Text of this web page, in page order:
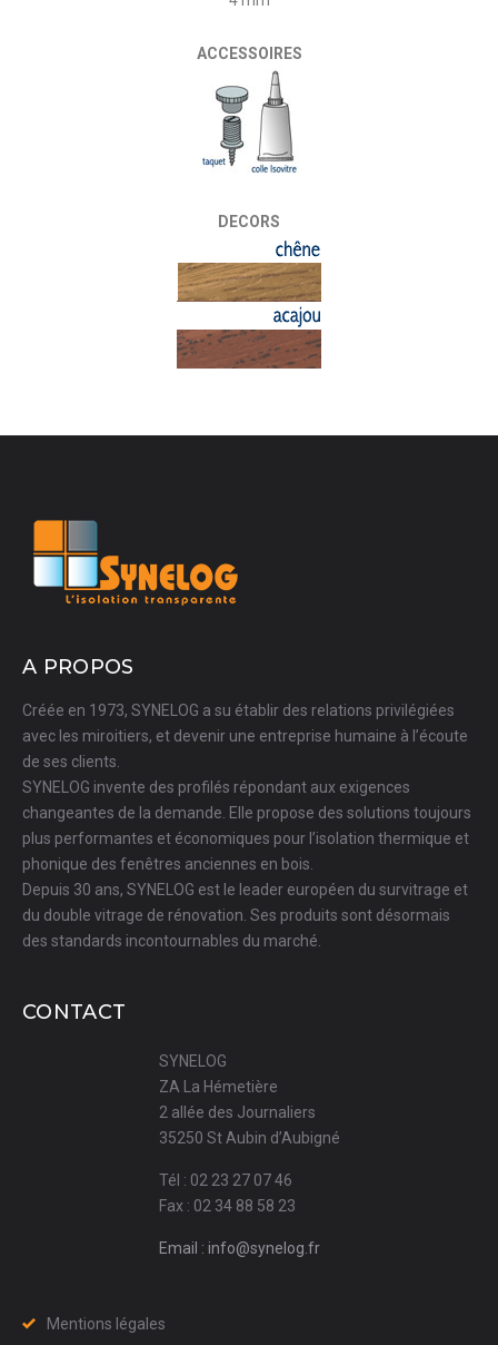
ACCESSOIRES
DECORS
A PROPOS
Créée en 1973, SYNELOG a su établir des relations privilégiées
avec les miroitiers, et devenir une entreprise humaine à l’écoute
de ses clients.
SYNELOG invente des profilés répondant aux exigences
changeantes de la demande. Elle propose des solutions toujours
plus performantes et économiques pour l’isolation thermique et
phonique des fenêtres anciennes en bois.
Depuis 30 ans, SYNELOG est le leader européen du survitrage et
du double vitrage de rénovation. Ses produits sont désormais
des standards incontournables du marché.
CONTACT
SYNELOG
ZA La Hémetière
2 allée des Journaliers
35250 St Aubin d’Aubigné
Tél : 02 23 27 07 46
Fax : 02 34 88 58 23
Email : info@synelog.fr
Mentions légales